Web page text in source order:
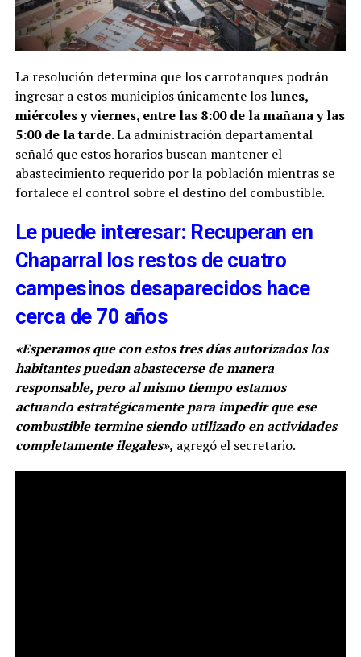
La resolución determina que los carrotanques podrán
ingresar a estos municipios únicamente los lunes,
miércoles y viernes, entre las 8:00 de la mañana y las
5:00 de la tarde. La administración departamental
señaló que estos horarios buscan mantener el
abastecimiento requerido por la población mientras se
fortalece el control sobre el destino del combustible.
Le puede interesar: Recuperan en
Chaparral los restos de cuatro
campesinos desaparecidos hace
cerca de 70 años
«Esperamos que con estos tres días autorizados los
habitantes puedan abastecerse de manera
responsable, pero al mismo tiempo estamos
actuando estratégicamente para impedir que ese
combustible termine siendo utilizado en actividades
completamente ilegales», agregó el secretario.